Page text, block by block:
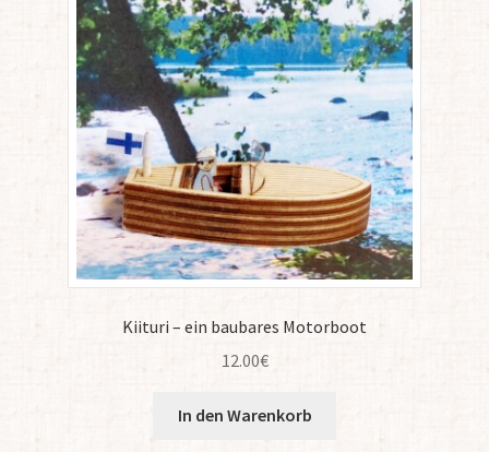
Kiituri – ein baubares Motorboot
12.00€
In den Warenkorb